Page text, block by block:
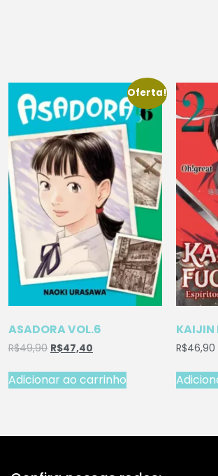
Oferta!
ASADORA VOL.6
R$49,90 R$47,40
Adicionar ao carrinho
KAIJIN
R$46,90